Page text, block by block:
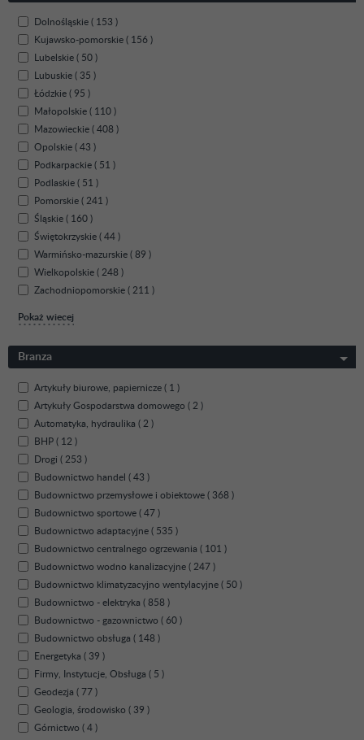
Dolnośląskie ( 153 )
Kujawsko-pomorskie ( 156 )
Lubelskie ( 50 )
Lubuskie ( 35 )
Łódzkie ( 95 )
Małopolskie ( 110 )
Mazowieckie ( 408 )
Opolskie ( 43 )
Podkarpackie ( 51 )
Podlaskie ( 51 )
Pomorskie ( 241 )
Śląskie ( 160 )
Świętokrzyskie ( 44 )
Warmińsko-mazurskie ( 89 )
Wielkopolskie ( 248 )
Zachodniopomorskie ( 211 )
Pokaż wiecej
Branza
Artykuły biurowe, papiernicze ( 1 )
Artykuły Gospodarstwa domowego ( 2 )
Automatyka, hydraulika ( 2 )
BHP ( 12 )
Drogi ( 253 )
Budownictwo handel ( 43 )
Budownictwo przemysłowe i obiektowe ( 368 )
Budownictwo sportowe ( 47 )
Budownictwo adaptacyjne ( 535 )
Budownictwo centralnego ogrzewania ( 101 )
Budownictwo wodno kanalizacyjne ( 247 )
Budownictwo klimatyzacyjno wentylacyjne ( 50 )
Budownictwo - elektryka ( 858 )
Budownictwo - gazownictwo ( 60 )
Budownictwo obsługa ( 148 )
Energetyka ( 39 )
Firmy, Instytucje, Obsługa ( 5 )
Geodezja ( 77 )
Geologia, środowisko ( 39 )
Górnictwo ( 4 )